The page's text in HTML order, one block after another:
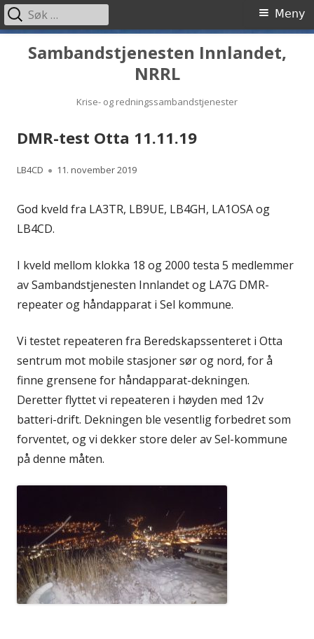
Sambandstjenesten Innlandet,
NRRL
Krise- og redningssambandstjenester
Primærmeny Meny
Søk
etter:
DMR-test Otta 11.11.19
Forfatter
LB4CD Publisert
11. november 2019
God kveld fra LA3TR, LB9UE, LB4GH, LA1OSA og
LB4CD.
I kveld mellom klokka 18 og 2000 testa 5 medlemmer
av Sambandstjenesten Innlandet og LA7G DMR-
repeater og håndapparat i Sel kommune.
Vi testet repeateren fra Beredskapssenteret i Otta
sentrum mot mobile stasjoner sør og nord, for å
finne grensene for håndapparat-dekningen.
Deretter flyttet vi repeateren i høyden med 12v
batteri-drift. Dekningen ble vesentlig forbedret som
forventet, og vi dekker store deler av Sel-kommune
på denne måten.